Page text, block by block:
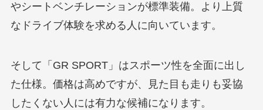
やシートベンチレーションが標準装備。より上質
なドライブ体験を求める人に向いています。
そして「GR SPORT」はスポーツ性を全面に出し
た仕様。価格は高めですが、見た目も走りも妥協
したくない人には有力な候補になります。